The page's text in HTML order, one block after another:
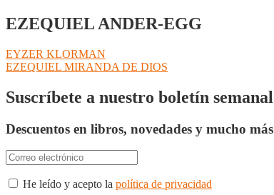
EZEQUIEL ANDER-EGG
Navegación
de
entradas
Anterior:
EYZER KLORMAN
Siguiente:
EZEQUIEL MIRANDA DE DIOS
Suscríbete a nuestro boletín semanal
Descuentos en libros, novedades y mucho más
He leído y acepto la política de privacidad